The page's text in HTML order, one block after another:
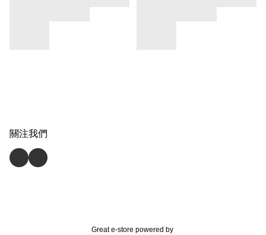
關注我們
Great e-store powered by